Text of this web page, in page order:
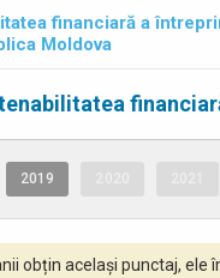
financiară a
Moldova
2019
obțin același punctaj,